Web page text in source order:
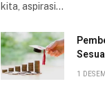
kita, aspirasi…
1